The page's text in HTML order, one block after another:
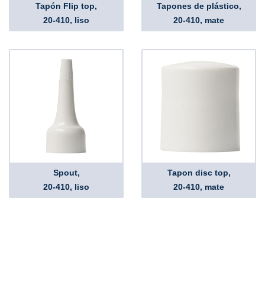
Tapón Flip top,
20-410, liso
Tapones de plástico,
20-410, mate
Spout,
20-410, liso
Tapon disc top,
20-410, mate